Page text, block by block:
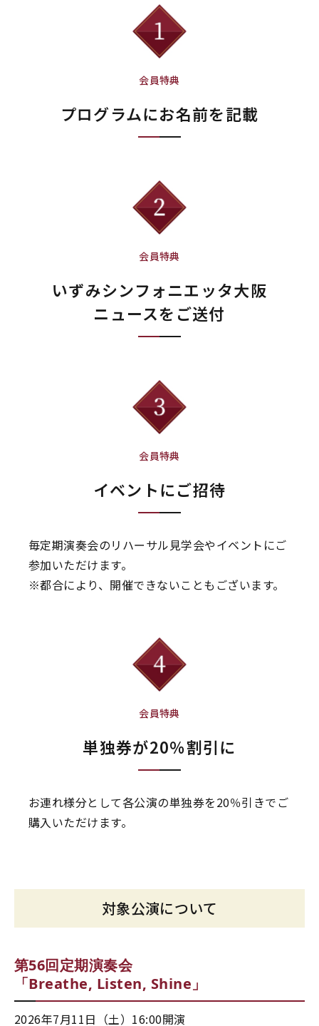
会員特典
プログラムにお名前を記載
会員特典
いずみシンフォニエッタ大阪
ニュースをご送付
会員特典
イベントにご招待
毎定期演奏会のリハーサル見学会やイベントにご
参加いただけます。
※都合により、開催できないこともございます。
会員特典
単独券が20％割引に
お連れ様分として各公演の単独券を20％引きでご
購入いただけます。
対象公演について
第56回定期演奏会
「Breathe, Listen, Shine」
2026年7月11日（土）16:00開演